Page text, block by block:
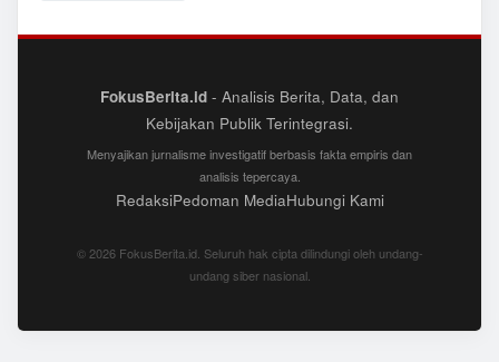
FokusBerita.id - Analisis Berita, Data, dan
Kebijakan Publik Terintegrasi.
Menyajikan jurnalisme investigatif berbasis fakta empiris dan
analisis tepercaya.
RedaksiPedoman MediaHubungi Kami
© 2026 FokusBerita.id. Seluruh hak cipta dilindungi oleh undang-
undang siber nasional.